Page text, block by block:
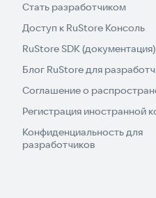
Стать разработчиком
Доступ к RuStore Консоль
RuStore SDK (документация)
Блог RuStore для
Соглашение о
Регистрация иностранной
Конфиденциальность для
разработчиков